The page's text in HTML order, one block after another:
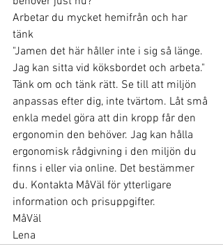
Arbetar du mycket hemifrån och har
tänk
"Jamen det här håller inte i sig så länge.
Jag kan sitta vid köksbordet och arbeta."
Tänk om och tänk rätt. Se till att miljön
anpassas efter dig, inte tvärtom. Låt små
enkla medel göra att din kropp får den
ergonomin den behöver. Jag kan hålla
ergonomisk rådgivning i den miljön du
finns i eller via online. Det bestämmer
du. Kontakta MåVäl för ytterligare
information och prisuppgifter.
MåVäl
Lena